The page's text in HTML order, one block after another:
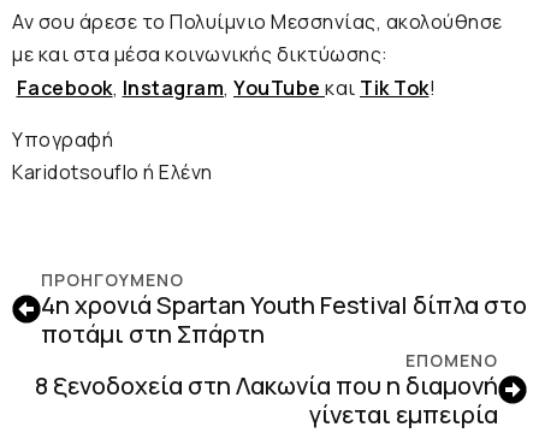
Αν σου άρεσε το Πολυίμνιο Μεσσηνίας, ακολούθησε
με και στα μέσα κοινωνικής δικτύωσης:
Facebook, Instagram, YouTube και Tik Tok!
Υπογραφή
Karidotsouflο ή Ελένη
ΠΡΟΗΓΟΎΜΕΝΟ
4η χρονιά Spartan Youth Festival δίπλα στο
ποτάμι στη Σπάρτη
ΕΠΟΜΕΝΟ
8 ξενοδοχεία στη Λακωνία που η διαμονή
γίνεται εμπειρία